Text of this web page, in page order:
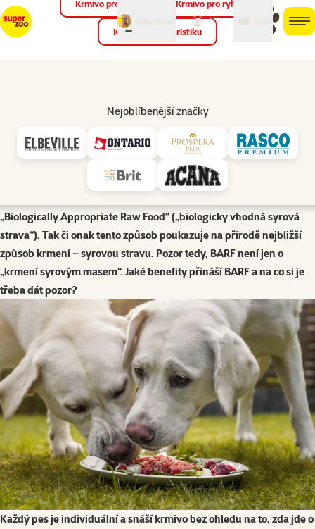
můj
účet
Krmivo pro ptáky Krmivo pro ryby
Krmivo pro teraristiku
Nejoblíbenější značky
Uvažujete o krmení vašeho pejska formou BARF?
Bezpochyby je to v současnosti jeden z populárních směrů v
krmení našich domácích mazlíčků. Samotné slovo BARF je zkratkou
anglického pojmenování „Bones And Raw Food“ (v překladu „kosti
„Biologically Appropriate Raw Food“ („biologicky vhodná syrová
strava“). Tak či onak tento způsob poukazuje na přírodě nejbližší
způsob krmení – syrovou stravu. Pozor tedy, BARF není jen o
„krmení syrovým masem“. Jaké benefity přináší BARF a na co si je
třeba dát pozor?
Každý pes je individuální a snáší krmivo bez ohledu na to, zda jde o